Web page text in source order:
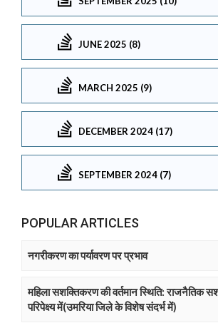
JUNE 2025 (8)
MARCH 2025 (9)
DECEMBER 2024 (17)
SEPTEMBER 2024 (7)
POPULAR ARTICLES
नगरीकरण का पर्यावरण पर प्रभाव
महिला सशक्तिकरण की वर्तमान स्थिति: राजनैतिक
परिपेक्ष्य में(उमरिया जिले के विशेष संदर्भ में)